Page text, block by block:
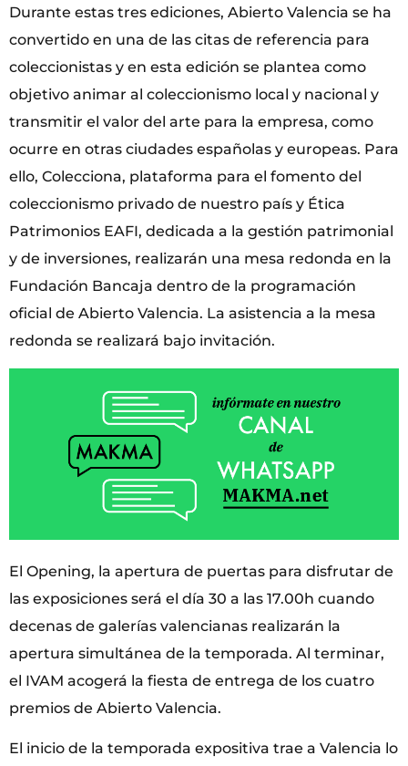
Durante estas tres ediciones, Abierto Valencia se ha
convertido en una de las citas de referencia para
coleccionistas y en esta edición se plantea como
objetivo animar al coleccionismo local y nacional y
transmitir el valor del arte para la empresa, como
ocurre en otras ciudades españolas y europeas. Para
ello, Colecciona, plataforma para el fomento del
coleccionismo privado de nuestro país y Ética
Patrimonios EAFI, dedicada a la gestión patrimonial
y de inversiones, realizarán una mesa redonda en la
Fundación Bancaja dentro de la programación
oficial de Abierto Valencia. La asistencia a la mesa
redonda se realizará bajo invitación.
El Opening, la apertura de puertas para disfrutar de
las exposiciones será el día 30 a las 17.00h cuando
decenas de galerías valencianas realizarán la
apertura simultánea de la temporada. Al terminar,
el IVAM acogerá la fiesta de entrega de los cuatro
premios de Abierto Valencia.
El inicio de la temporada expositiva trae a Valencia lo